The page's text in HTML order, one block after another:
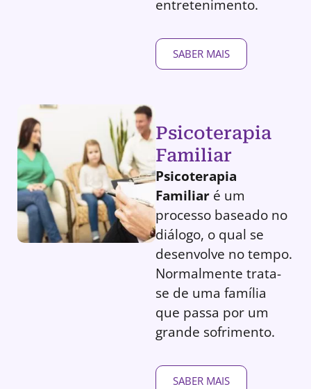
entretenimento.
SABER MAIS
Psicoterapia
Familiar
Psicoterapia
Familiar é um
processo baseado no
diálogo, o qual se
desenvolve no tempo.
Normalmente trata-
se de uma família
que passa por um
grande sofrimento.
SABER MAIS